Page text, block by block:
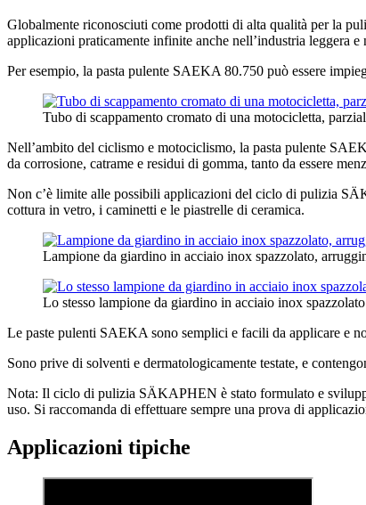
Globalmente riconosciuti come prodotti di alta qualità per la
applicazioni praticamente infinite anche nell’industria leggera
Per esempio, la pasta pulente SAEKA 80.750 può essere
Tubo di scappamento cromato di una motocicletta,
Nell’ambito del ciclismo e motociclismo, la pasta pulente
da corrosione, catrame e residui di gomma, tanto da essere
Non c’è limite alle possibili applicazioni del ciclo di pulizia
cottura in vetro, i caminetti e le piastrelle di ceramica.
Lampione da giardino in acciaio inox spazzolato,
Lo stesso lampione da giardino in acciaio inox
Le paste pulenti SAEKA sono semplici e facili da applicare e
Sono prive di solventi e dermatologicamente testate, e
Nota: Il ciclo di pulizia SÄKAPHEN è stato formulato e
uso. Si raccomanda di effettuare sempre una prova di
Applicazioni tipiche